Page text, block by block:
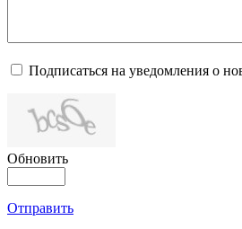
Подписаться на уведомления о
Обновить
Отправить